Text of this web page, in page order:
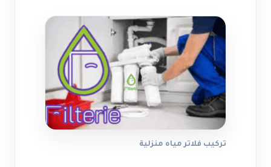
تركيب فلاتر مياه منزلية